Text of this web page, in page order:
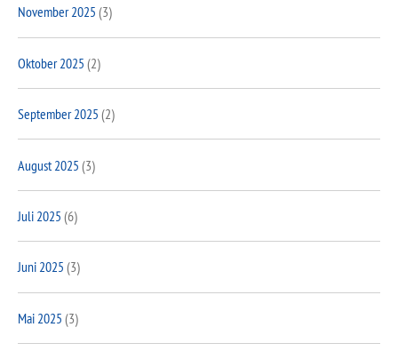
November 2025 (3)
Oktober 2025 (2)
September 2025 (2)
August 2025 (3)
Juli 2025 (6)
Juni 2025 (3)
Mai 2025 (3)